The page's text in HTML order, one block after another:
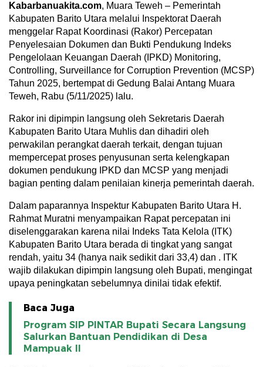
Kabarbanuakita.com, Muara Teweh – Pemerintah
Kabupaten Barito Utara melalui Inspektorat Daerah
menggelar Rapat Koordinasi (Rakor) Percepatan
Penyelesaian Dokumen dan Bukti Pendukung Indeks
Pengelolaan Keuangan Daerah (IPKD) Monitoring,
Controlling, Surveillance for Corruption Prevention (MCSP)
Tahun 2025, bertempat di Gedung Balai Antang Muara
Teweh, Rabu (5/11/2025) lalu.
Rakor ini dipimpin langsung oleh Sekretaris Daerah
Kabupaten Barito Utara Muhlis dan dihadiri oleh
perwakilan perangkat daerah terkait, dengan tujuan
mempercepat proses penyusunan serta kelengkapan
dokumen pendukung IPKD dan MCSP yang menjadi
bagian penting dalam penilaian kinerja pemerintah daerah.
Dalam paparannya Inspektur Kabupaten Barito Utara H.
Rahmat Muratni menyampaikan Rapat percepatan ini
diselenggarakan karena nilai Indeks Tata Kelola (ITK)
Kabupaten Barito Utara berada di tingkat yang sangat
rendah, yaitu 34 (hanya naik sedikit dari 33,4) dan . ITK
wajib dilakukan dipimpin langsung oleh Bupati, mengingat
upaya peningkatan sebelumnya dinilai tidak efektif.
Baca Juga
Program SIP PINTAR Bupati Secara Langsung
Salurkan Bantuan Pendidikan di Desa
Mampuak ll